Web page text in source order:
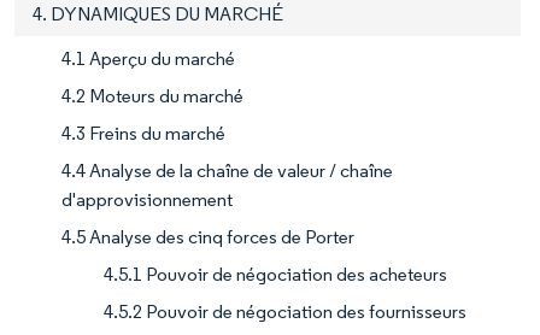
4. DYNAMIQUES DU MARCHÉ
4.1 Aperçu du marché
4.2 Moteurs du marché
4.3 Freins du marché
4.4 Analyse de la chaîne de valeur / chaîne
d'approvisionnement
4.5 Analyse des cinq forces de Porter
4.5.1 Pouvoir de négociation des acheteurs
4.5.2 Pouvoir de négociation des fournisseurs